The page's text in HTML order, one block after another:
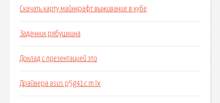
Скачать карту майнкрафт выживание в кубе
Задачник рябушкина
Доклад с презентацией это
Драйвера asus p5g41c m lx